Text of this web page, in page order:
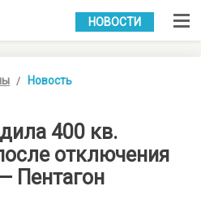
УКР РУС
НОВОСТИ
Новость
400 кв.
отключения
Пентагон